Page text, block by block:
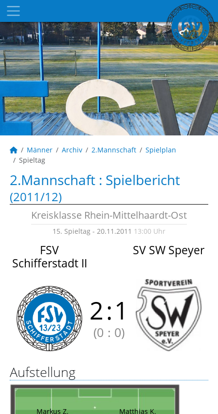
Männer Archiv 2.Mannschaft
Spielplan
Spieltag
2.Mannschaft : Spielbericht
(2011/12)
Kreisklasse Rhein-Mittelhaardt-Ost
15. Spieltag - 20.11.2011 13:00 Uhr
FSV
Schifferstadt II
SV SW Speyer
2:1
(0 : 0)
Aufstellung
Markus Z. Matthias K.